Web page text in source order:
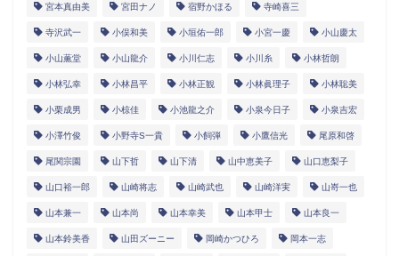
宮本真由美 宮田ナノ 宿野かほる 寺崎喜三
寺沢武一 小俣和美 小垣佑一郎 小宮一慶 小山慶太
小山薫堂 小山龍介 小川仁志 小川糸 小林哲朗
小林弘幸 小林昌平 小林正観 小林眞理子 小林聡美
小栗成男 小椋佳 小池龍之介 小泉今日子 小泉吉宏
小澤竹俊 小野寺S一貴 小飼弾 小鷹信光 尾原和啓
尾関宗園 山下哲 山下清 山中恵美子 山口恵梨子
山口裕一郎 山崎将志 山崎武也 山崎洋実 山嵜一也
山本兼一 山本尚 山本幸美 山本甲士 山本良一
山本鈴美香 山田ズーニー 岡崎かつひろ 岡本一志